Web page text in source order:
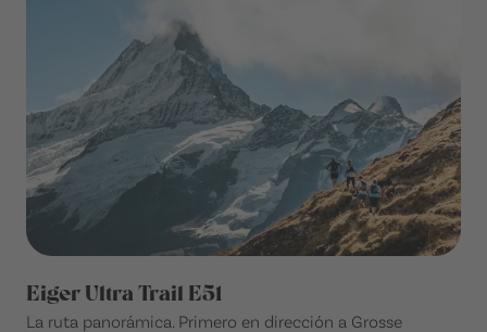
Eiger Ultra Trail E51
La ruta panorámica. Primero en dirección a Grosse